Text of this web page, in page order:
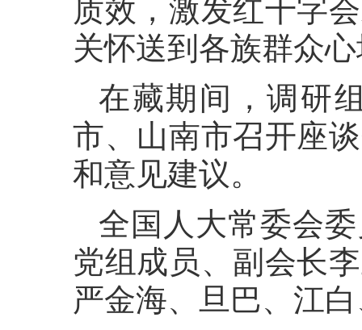
质效，激发红十字
关怀送到各族群众
在藏期间，调研
市、山南市召开座
和意见建议。
全国人大常委会
党组成员、副会长
严金海、旦巴、江